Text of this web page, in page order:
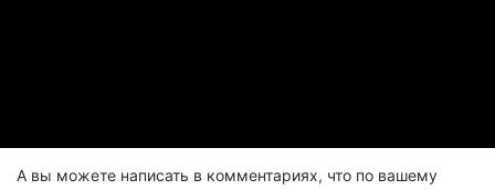
А вы можете написать в комментариях, что по вашему